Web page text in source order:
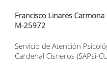
Francisco Linares Carmona
M-25972
Servicio de Atención
Cardenal Cisneros (SAPsi-